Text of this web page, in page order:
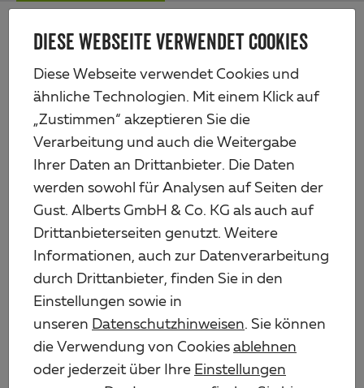
DIESE WEBSEITE VERWENDET COOKIES
Diese Webseite verwendet Cookies und
ähnliche Technologien. Mit einem Klick auf
„Zustimmen“ akzeptieren Sie die
Verarbeitung und auch die Weitergabe
Ihrer Daten an Drittanbieter. Die Daten
werden sowohl für Analysen auf Seiten der
Gust. Alberts GmbH & Co. KG als auch auf
Drittanbieterseiten genutzt. Weitere
Informationen, auch zur Datenverarbeitung
durch Drittanbieter, finden Sie in den
Einstellungen sowie in
unseren Datenschutzhinweisen. Sie können
die Verwendung von Cookies ablehnen
oder jederzeit über Ihre Einstellungen
Zum
Alberts
Produkte Profile & Bleche Profile aus Aluminium Winkelprofil